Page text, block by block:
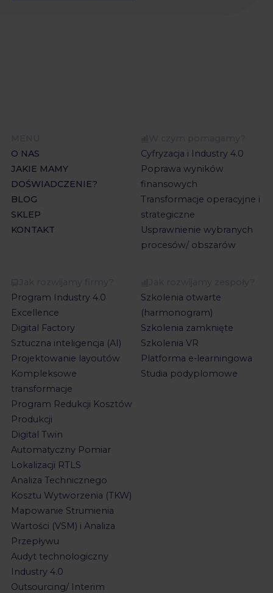
O NAS
JAKIE MAMY
DOŚWIADCZENIE?
BLOG
SKLEP
KONTAKT
Cyfryzacja i Industry 4.0
Poprawa wyników
finansowych
Transformacje operacyjne i
strategiczne
Usprawnienie wybranych
procesów/ obszarów
Program Industry 4.0
Excellence
Digital Factory
Sztuczna inteligencja (AI)
Projektowanie layoutów
Kompleksowe
transformacje
Program Redukcji Kosztów
Produkcji
Digital Twin
Automatyczny Pomiar
Lokalizacji RTLS
Analiza Technicznego
Kosztu Wytworzenia (TKW)
Mapowanie Strumienia
Wartości (VSM) i Analiza
Przepływu
Audyt technologiczny
Industry 4.0
Outsourcing/ Interim
Szkolenia otwarte
(harmonogram)
Szkolenia zamknięte
Szkolenia VR
Platforma e-learningowa
Studia podyplomowe